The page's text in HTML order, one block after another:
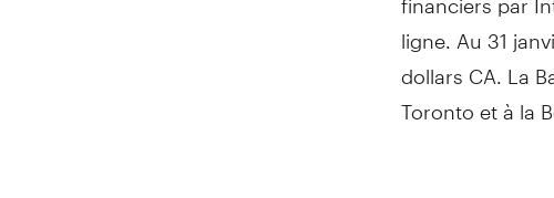
ligne. Au 31
dollars CA. La
Toronto et à la